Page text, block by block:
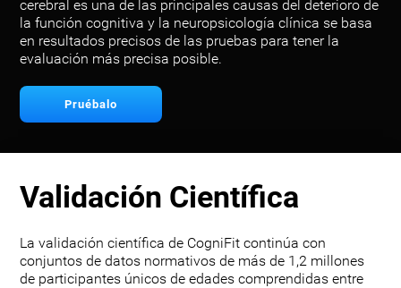
cerebral es una de las principales causas del deterioro de
la función cognitiva y la neuropsicología clínica se basa
en resultados precisos de las pruebas para tener la
evaluación más precisa posible.
Pruébalo
Validación Científica
La validación científica de CogniFit continúa con
conjuntos de datos normativos de más de 1,2 millones
de participantes únicos de edades comprendidas entre